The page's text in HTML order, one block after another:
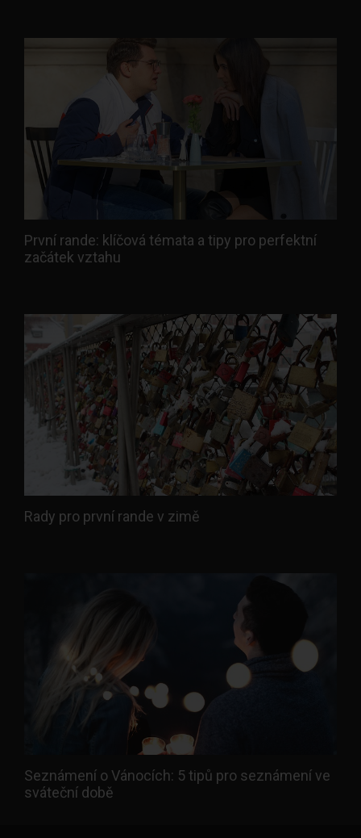
První rande: klíčová témata a tipy pro perfektní
začátek vztahu
Rady pro první rande v zimě
Seznámení o Vánocích: 5 tipů pro seznámení ve
sváteční době